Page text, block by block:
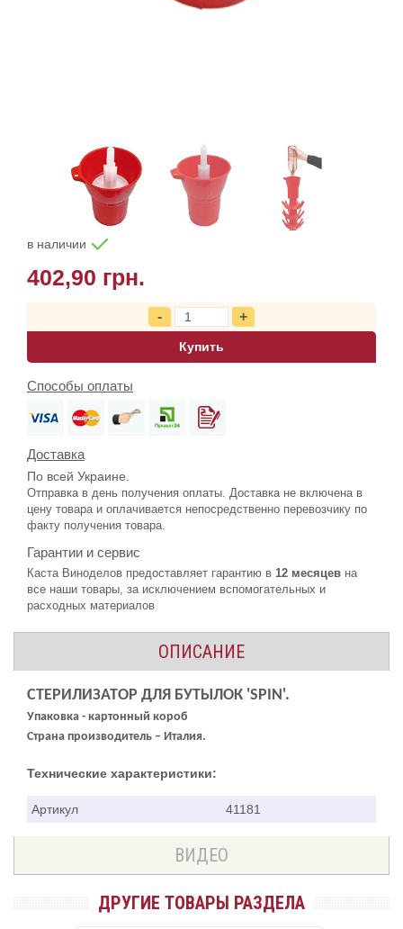
в наличии
402,90 грн.
Купить
Способы оплаты
Доставка
По всей Украине.
Отправка в день получения оплаты. Доставка не включена в
цену товара и оплачивается непосредственно перевозчику по
факту получения товара.
Гарантии и сервис
Каста Виноделов предоставляет гарантию в 12 месяцев на
все наши товары, за исключением вспомогательных и
расходных материалов
ОПИСАНИЕ
СТЕРИЛИЗАТОР ДЛЯ БУТЫЛОК 'SPIN'.
Упаковка - картонный короб
Страна производитель – Италия.
Технические характеристики:
Артикул 41181
ВИДЕО
ДРУГИЕ ТОВАРЫ РАЗДЕЛА